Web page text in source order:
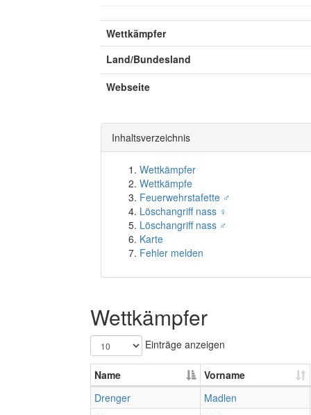
Wettkämpfer
Land/Bundesland
Webseite
Inhaltsverzeichnis
Wettkämpfer
Wettkämpfe
Feuerwehrstafette ♂
Löschangriff nass ♀
Löschangriff nass ♂
Karte
Fehler melden
Wettkämpfer
Einträge anzeigen
Name
Vorname
Drenger
Madlen